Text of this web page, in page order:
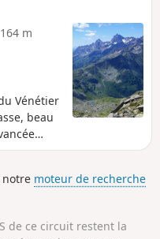
de
un
sur le
m
Vénétier
beau
par la
notre moteur de recherche
de ce circuit restent la